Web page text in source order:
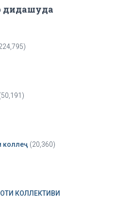
дидашуда
коллеҷ (20,360)
КОЛЛЕКТИВИ